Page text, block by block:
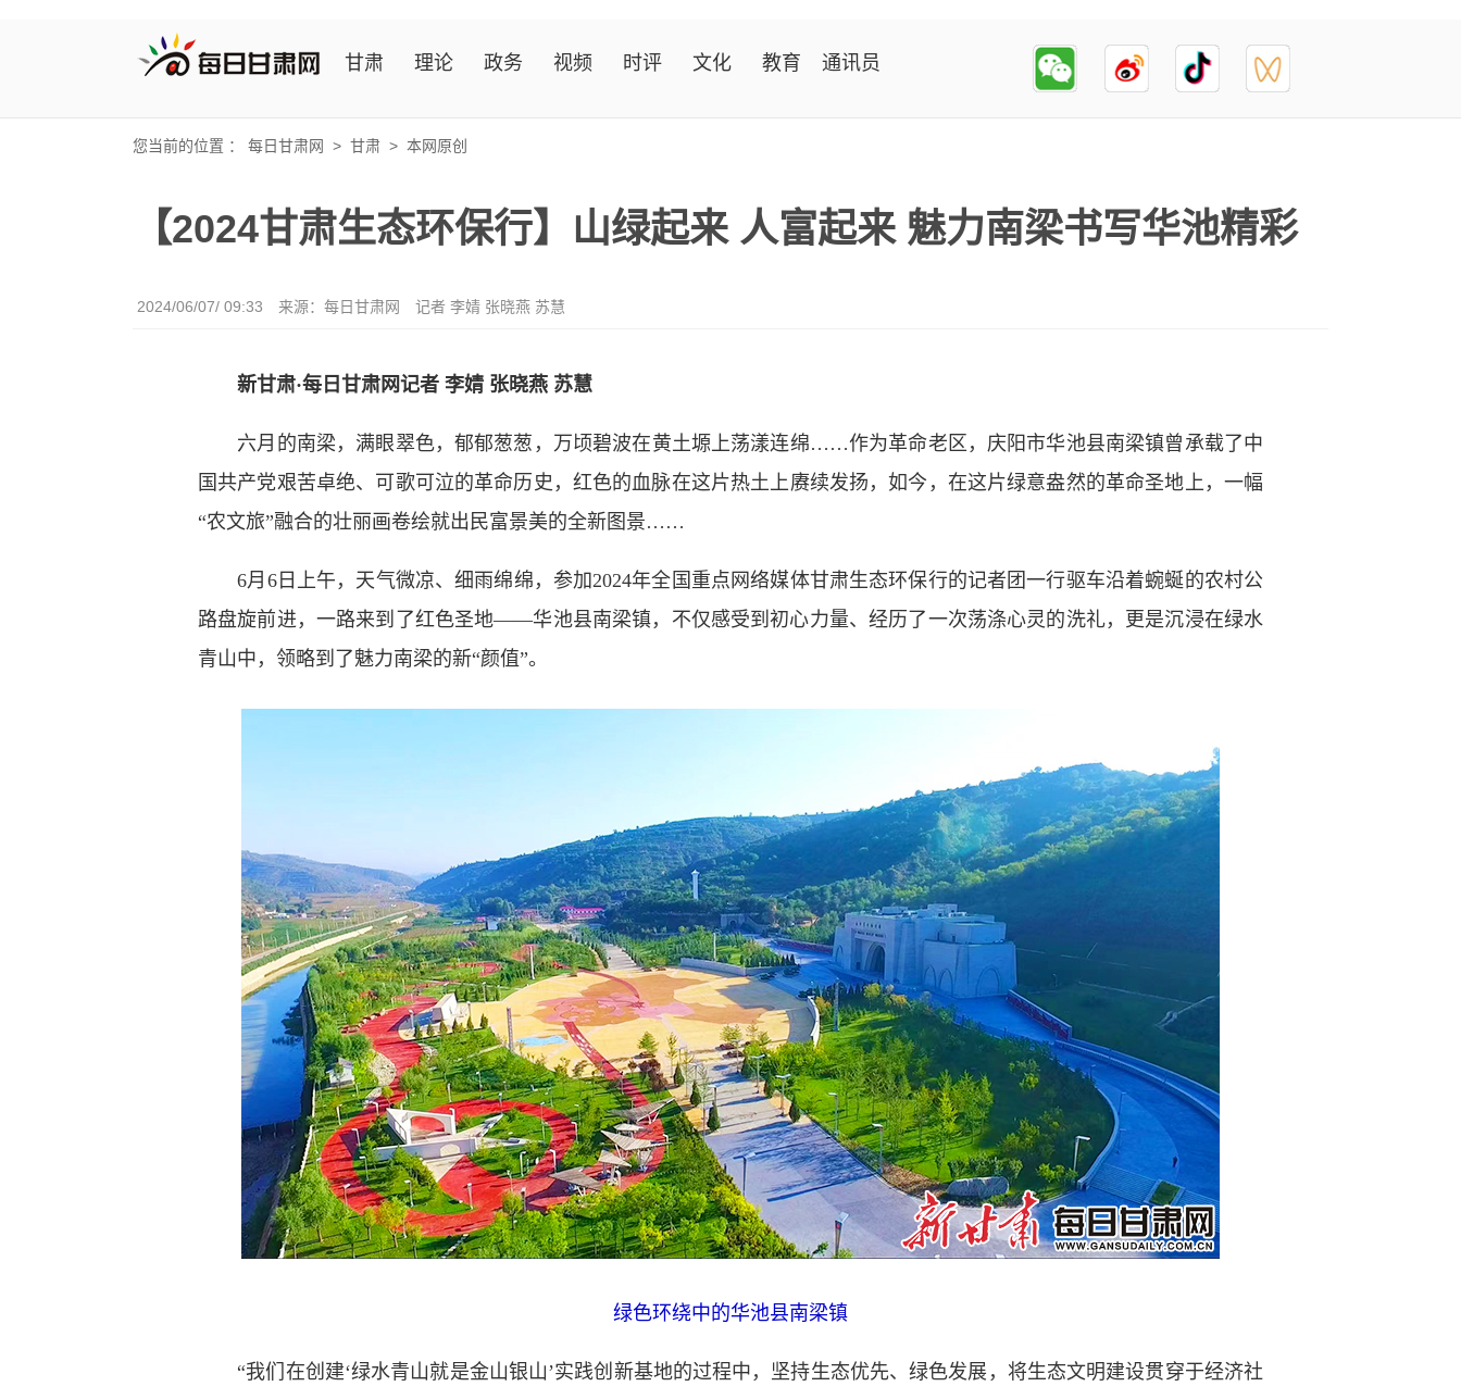
甘肃 理论 政务 视频 时评 文化 教育 通讯员
您当前的位置 ： 每日甘肃网 > 甘肃 > 本网原创
【2024甘肃生态环保行】山绿起来 人富起来 魅力南梁书写华池精彩
2024/06/07/ 09:33 来源： 每日甘肃网 记者 李婧 张晓燕 苏慧
新甘肃·每日甘肃网记者 李婧 张晓燕 苏慧
六月的南梁，满眼翠色，郁郁葱葱，万顷碧波在黄土塬上荡漾连绵……作为革命老区，庆阳市华池县南梁镇曾承载了中
国共产党艰苦卓绝、可歌可泣的革命历史，红色的血脉在这片热土上赓续发扬，如今，在这片绿意盎然的革命圣地上，一幅
“农文旅”融合的壮丽画卷绘就出民富景美的全新图景……
6月6日上午，天气微凉、细雨绵绵，参加2024年全国重点网络媒体甘肃生态环保行的记者团一行驱车沿着蜿蜒的农村公
路盘旋前进，一路来到了红色圣地——华池县南梁镇，不仅感受到初心力量、经历了一次荡涤心灵的洗礼，更是沉浸在绿水
青山中，领略到了魅力南梁的新“颜值”。
绿色环绕中的华池县南梁镇
“我们在创建‘绿水青山就是金山银山’实践创新基地的过程中，坚持生态优先、绿色发展，将生态文明建设贯穿于经济社